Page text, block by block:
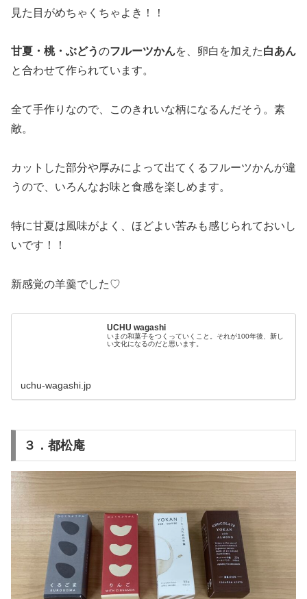
見た目がめちゃくちゃよき！！
甘夏・桃・ぶどうのフルーツかんを、卵白を加えた白あん
と合わせて作られています。
全て手作りなので、このきれいな柄になるんだそう。素
敵。
カットした部分や厚みによって出てくるフルーツかんが違
うので、いろんなお味と食感を楽しめます。
特に甘夏は風味がよく、ほどよい苦みも感じられておいし
いです！！
新感覚の羊羹でした♡
UCHU wagashi
いまの和菓子をつくっていくこと。それが100年後、新し
い文化になるのだと思います。
uchu-wagashi.jp
３．都松庵